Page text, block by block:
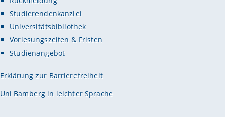
Studierendenkanzlei
Universitätsbibliothek
Vorlesungszeiten & Fristen
Studienangebot
Erklärung zur Barrierefreiheit
Uni Bamberg in leichter Sprache